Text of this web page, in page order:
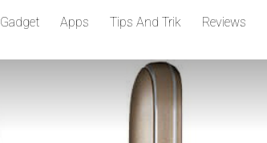
Gadget Apps Tips And Trik Reviews